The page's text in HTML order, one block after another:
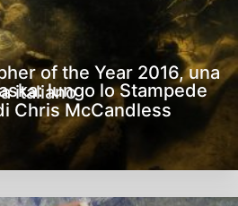
of the Year 2016, una
italianolungo lo Stampede
Chris McCandless